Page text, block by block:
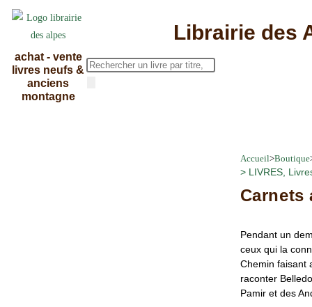
achat - vente
livres neufs &
anciens
montagne
Librairie des
Accueil>Boutique
> LIVRES,
Carnets
Pendant un
ceux qui la
Chemin faisant
raconter
Pamir et des